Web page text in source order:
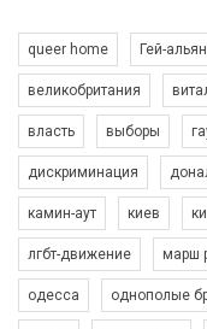
6/30/2017
queer home Гей-
великобритания
власть выборы
дискриминация
камин-аут киев
лгбт-движение марш
одесса однополые